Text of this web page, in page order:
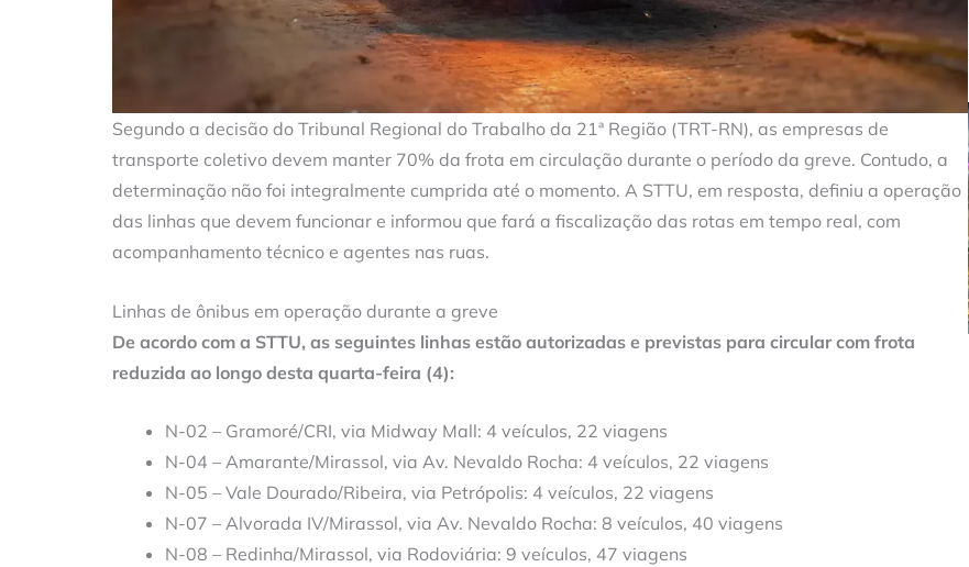
Segundo a decisão do Tribunal Regional do Trabalho da 21ª Região (TRT-RN), as empresas de
transporte coletivo devem manter 70% da frota em circulação durante o período da greve. Contudo, a
determinação não foi integralmente cumprida até o momento. A STTU, em resposta, definiu a operação
das linhas que devem funcionar e informou que fará a fiscalização das rotas em tempo real, com
acompanhamento técnico e agentes nas ruas.
Linhas de ônibus em operação durante a greve
De acordo com a STTU, as seguintes linhas estão autorizadas e previstas para circular com frota
reduzida ao longo desta quarta-feira (4):
N-02 – Gramoré/CRI, via Midway Mall: 4 veículos, 22 viagens
N-04 – Amarante/Mirassol, via Av. Nevaldo Rocha: 4 veículos, 22 viagens
N-05 – Vale Dourado/Ribeira, via Petrópolis: 4 veículos, 22 viagens
N-07 – Alvorada IV/Mirassol, via Av. Nevaldo Rocha: 8 veículos, 40 viagens
N-08 – Redinha/Mirassol, via Rodoviária: 9 veículos, 47 viagens